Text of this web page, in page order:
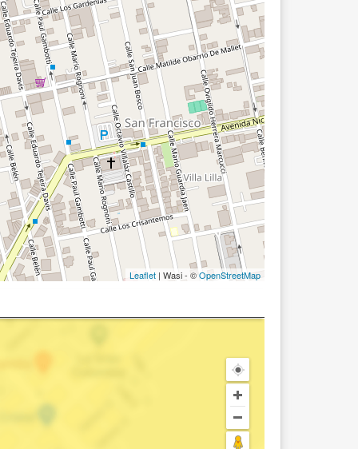
Leaflet | Wasi - ©OpenStreetMap